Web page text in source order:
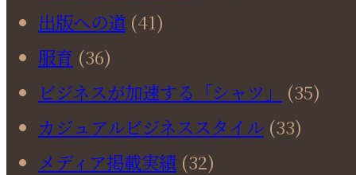
出版への道 (41)
服育 (36)
ビジネスが加速する「シャツ」
(35)
カジュアルビジネススタイル (33)
メディア掲載実績 (32)